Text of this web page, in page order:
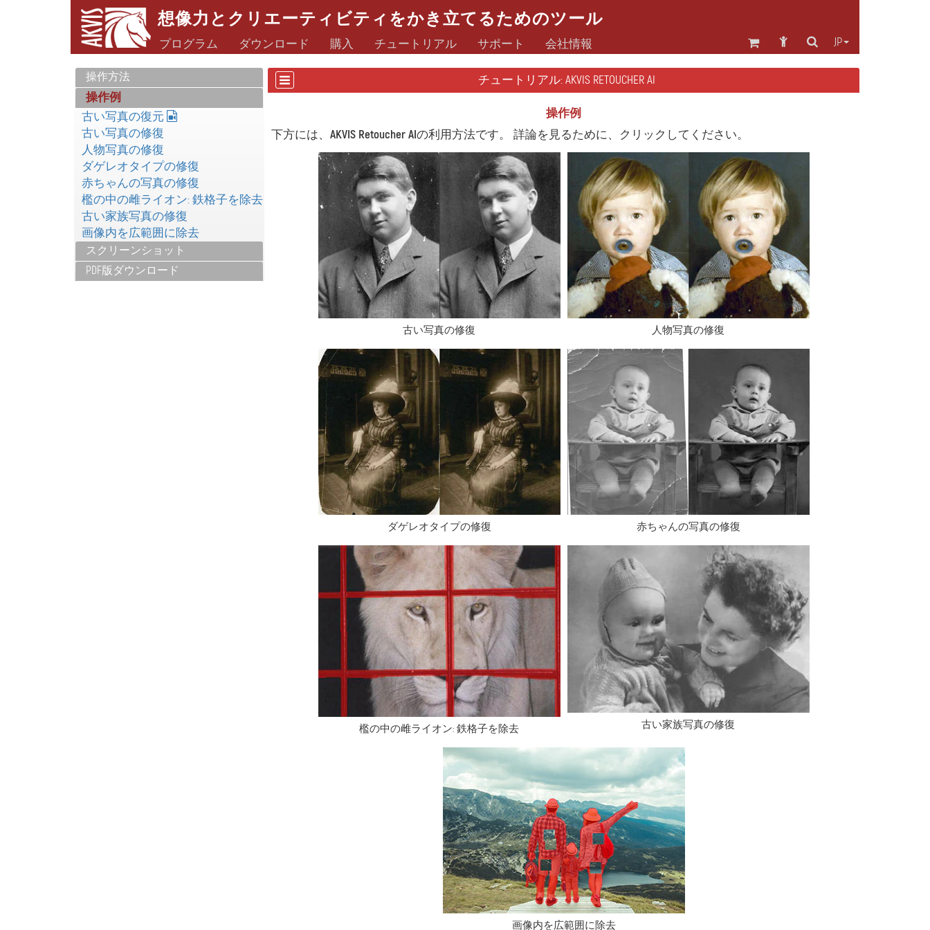
想像力とクリエーティビティをかき立てるためのツール
JP
プログラム ダウンロード 購入 チュートリアル サポート 会社情報
操作方法
操作例
古い写真の復元
古い写真の修復
人物写真の修復
ダゲレオタイプの修復
赤ちゃんの写真の修復
檻の中の雌ライオン: 鉄格子を除去
古い家族写真の修復
画像内を広範囲に除去
スクリーンショット
PDF版ダウンロード
チュートリアル: AKVIS RETOUCHER AI
操作例
下方には、 AKVIS Retoucher AIの利用方法です。 詳論を見るために、クリックしてください。
古い写真の修復 人物写真の修復
ダゲレオタイプの修復 赤ちゃんの写真の修復
檻の中の雌ライオン: 鉄格子を除去 古い家族写真の修復
画像内を広範囲に除去